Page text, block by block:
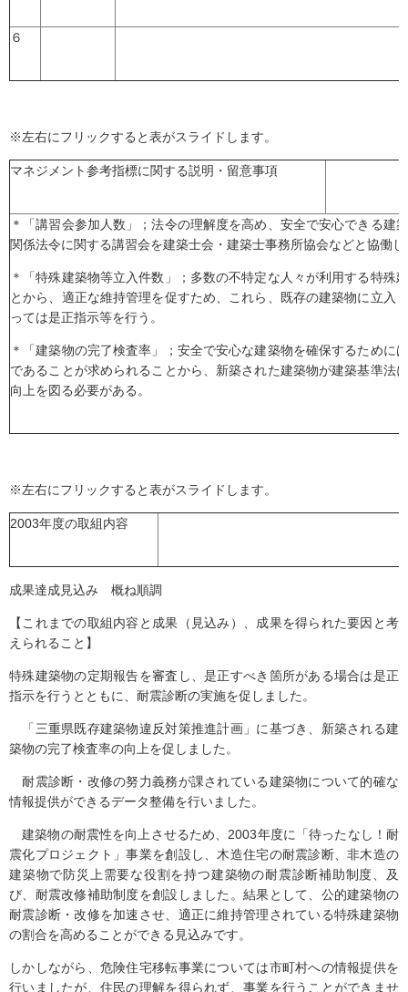
６
※左右にフリックすると表がスライドします。
マネジメント参考指標に関する説明・留意事項
＊「講習会参加人数」；法令の理解度を高め、安全で安心できる建
関係法令に関する講習会を建築士会・建築士事務所協会などと協働
＊「特殊建築物等立入件数」；多数の不特定な人々が利用する特殊
とから、適正な維持管理を促すため、これら、既存の建築物に立入
っては是正指示等を行う。
＊「建築物の完了検査率」；安全で安心な建築物を確保するために
であることが求められることから、新築された建築物が建築基準法
向上を図る必要がある。
※左右にフリックすると表がスライドします。
2003年度の取組内容
成果達成見込み 概ね順調
【これまでの取組内容と成果（見込み）、成果を得られた要因と考
えられること】
特殊建築物の定期報告を審査し、是正すべき箇所がある場合は是正
指示を行うとともに、耐震診断の実施を促しました。
「三重県既存建築物違反対策推進計画」に基づき、新築される建
築物の完了検査率の向上を促しました。
耐震診断・改修の努力義務が課されている建築物について的確な
情報提供ができるデータ整備を行いました。
建築物の耐震性を向上させるため、2003年度に「待ったなし！耐
震化プロジェクト」事業を創設し、木造住宅の耐震診断、非木造の
建築物で防災上需要な役割を持つ建築物の耐震診断補助制度、及
び、耐震改修補助制度を創設しました。結果として、公的建築物の
耐震診断・改修を加速させ、適正に維持管理されている特殊建築物
の割合を高めることができる見込みです。
しかしながら、危険住宅移転事業については市町村への情報提供を
行いましたが、住民の理解を得られず、事業を行うことができませ